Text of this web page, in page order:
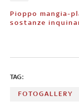
Pioppo mangia-plastica, le radici assorbono delle
sostanze
TAG:
FOTOGALLERY